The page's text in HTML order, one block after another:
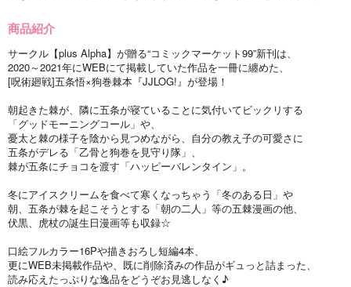
商品紹介
サークル【plus Alpha】が贈る“コミックマーケット99”新刊は、
2020～2021年にWEBにて掲載していた作品を一冊に纏めた、
[呪術廻戦]五条悟×狗巻棘本『JJLOG!』が登場！
朝起きた棘が、隣に五条が寝ていることに気付いてビックリする
「グッドモーニングコール」や、
憂太と棘の様子を陰から見つめながら、自分の教え子の可愛さに
五条がデレる「乙骨と狗巻を見守り隊」、
棘が五条にチョコを渡す「ハッピーバレンタイン」。
冬にアイスクリームを食べて寒くなっちゃう「冬のある日」や
朝、五条が棘を起こそうとする「朝の二人」等の五棘漫画の他、
伏黒、虎杖の誕生日漫画等も収録☆
口絵フルカラー16Pや描きおろし短編4本、
更にWEB未掲載作品や、既に削除済みの作品がギュっと詰まった、
読み応えたっぷりな逸品をどうぞお見逃しなく♪